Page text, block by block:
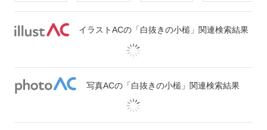
イラストACの「白抜きの小槌」関連検索結果
写真ACの「白抜きの小槌」関連検索結果